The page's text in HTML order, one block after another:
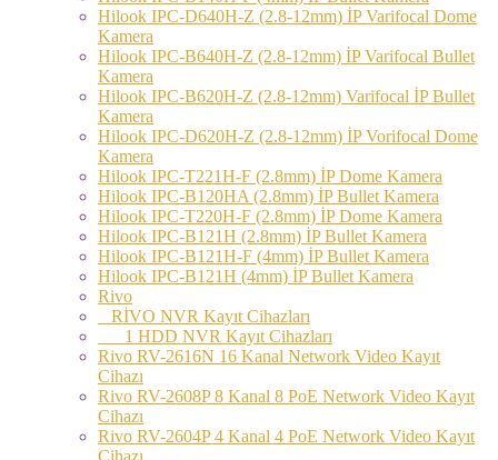
Hilook IPC-D640H-Z (2.8-12mm) İP Varifocal Dome
Kamera
Hilook IPC-B640H-Z (2.8-12mm) İP Varifocal Bullet
Kamera
Hilook IPC-B620H-Z (2.8-12mm) Varifocal İP Bullet
Kamera
Hilook IPC-D620H-Z (2.8-12mm) İP Vorifocal Dome
Kamera
Hilook IPC-T221H-F (2.8mm) İP Dome Kamera
Hilook IPC-B120HA (2.8mm) İP Bullet Kamera
Hilook IPC-T220H-F (2.8mm) İP Dome Kamera
Hilook IPC-B121H (2.8mm) İP Bullet Kamera
Hilook IPC-B121H-F (4mm) İP Bullet Kamera
Hilook IPC-B121H (4mm) İP Bullet Kamera
Rivo
RİVO NVR Kayıt Cihazları
1 HDD NVR Kayıt Cihazları
Rivo RV-2616N 16 Kanal Network Video Kayıt
Cihazı
Rivo RV-2608P 8 Kanal 8 PoE Network Video Kayıt
Cihazı
Rivo RV-2604P 4 Kanal 4 PoE Network Video Kayıt
Cihazı